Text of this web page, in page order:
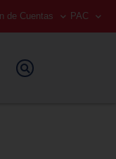
de Cuentas PAC